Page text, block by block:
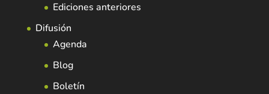
Ediciones anteriores
Difusión
Agenda
Blog
Boletín